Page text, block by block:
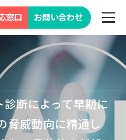
窓口 お問い合わせ
断によって早期に
脅威動向に精通し